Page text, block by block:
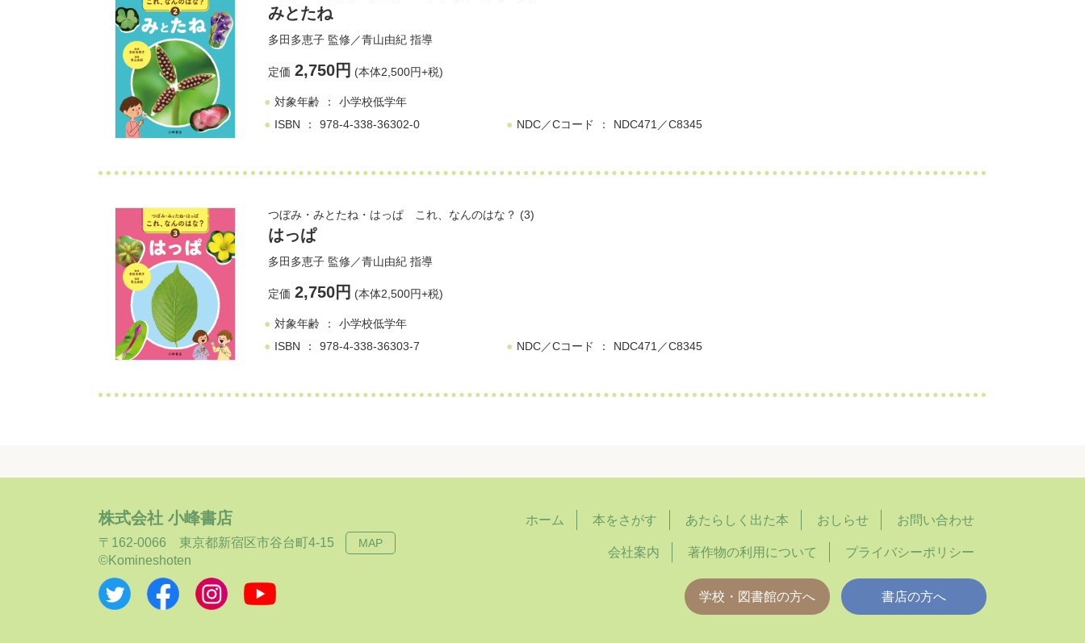
みとたね
多田多恵子 監修／青山由紀 指導
定価 2,750円 (本体2,500円+税)
対象年齢
小学校低学年
ISBN
978-4-338-36302-0 NDC／Cコード NDC471／C8345
つぼみ・みとたね・はっぱ これ、なんのはな？ (3)
はっぱ
多田多恵子 監修／青山由紀 指導
定価 2,750円 (本体2,500円+税)
対象年齢
小学校低学年
ISBN
978-4-338-36303-7 NDC／Cコード NDC471／C8345
株式会社 小峰書店
〒162-0066 東京都新宿区市谷台町4-15 MAP
©Komineshoten
ホーム 本をさがす あたらしく出た本 おしらせ お問い合わせ
会社案内 著作物の利用について プライバシーポリシー
学校・図書館の方へ 書店の方へ